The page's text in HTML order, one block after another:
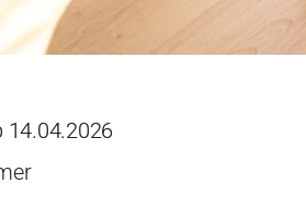
14.04.2026